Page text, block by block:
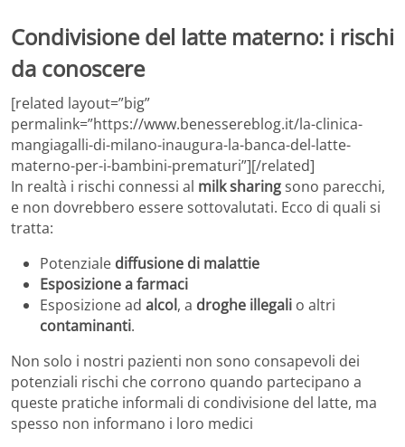
Condivisione del latte materno: i rischi
da conoscere
[related layout=”big”
permalink=”https://www.benessereblog.it/la-clinica-
mangiagalli-di-milano-inaugura-la-banca-del-latte-
materno-per-i-bambini-prematuri”][/related]
In realtà i rischi connessi al milk sharingsono parecchi,
e non dovrebbero essere sottovalutati. Ecco di quali si
tratta:
Potenziale diffusione di malattie
Esposizione a farmaci
Esposizione ad alcol, a droghe illegali o altri
contaminanti.
Non solo i nostri pazienti non sono consapevoli dei
potenziali rischi che corrono quando partecipano a
queste pratiche informali di condivisione del latte, ma
spesso non informano i loro medici